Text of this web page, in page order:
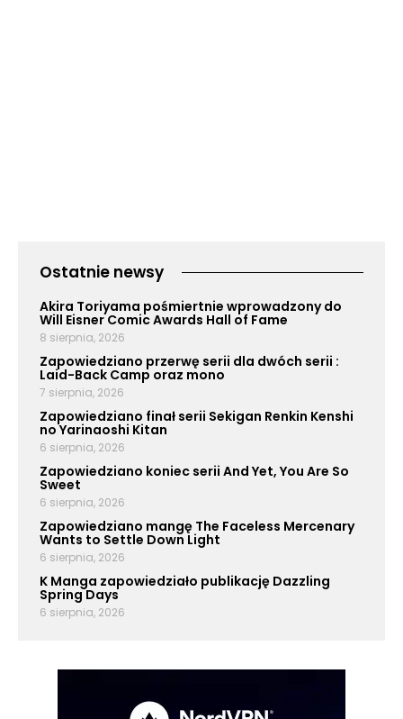
Ostatnie newsy
Akira Toriyama pośmiertnie wprowadzony do
Will Eisner Comic Awards Hall of Fame
8 sierpnia, 2026
Zapowiedziano przerwę serii dla dwóch serii :
Laid-Back Camp oraz mono
7 sierpnia, 2026
Zapowiedziano finał serii Sekigan Renkin Kenshi
no Yarinaoshi Kitan
6 sierpnia, 2026
Zapowiedziano koniec serii And Yet, You Are So
Sweet
6 sierpnia, 2026
Zapowiedziano mangę The Faceless Mercenary
Wants to Settle Down Light
6 sierpnia, 2026
K Manga zapowiedziało publikację Dazzling
Spring Days
6 sierpnia, 2026